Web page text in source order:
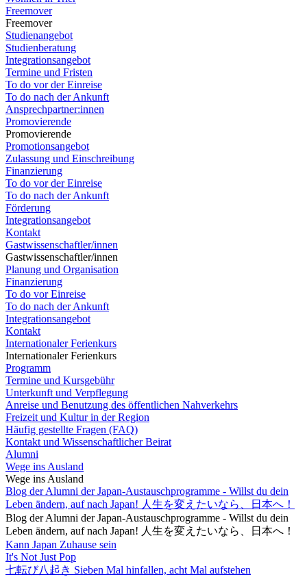
Freemover
Freemover
Studienangebot
Studienberatung
Integrationsangebot
Termine und Fristen
To do vor der Einreise
To do nach der Ankunft
Ansprechpartner:innen
Promovierende
Promovierende
Promotionsangebot
Zulassung und Einschreibung
Finanzierung
To do vor der Einreise
To do nach der Ankunft
Förderung
Integrationsangebot
Kontakt
Gastwissenschaftler/innen
Gastwissenschaftler/innen
Planung und Organisation
Finanzierung
To do vor Einreise
To do nach der Ankunft
Integrationsangebot
Kontakt
Internationaler Ferienkurs
Internationaler Ferienkurs
Programm
Termine und Kursgebühr
Unterkunft und Verpflegung
Anreise und Benutzung des öffentlichen Nahverkehrs
Freizeit und Kultur in der Region
Häufig gestellte Fragen (FAQ)
Kontakt und Wissenschaftlicher Beirat
Alumni
Wege ins Ausland
Wege ins Ausland
Blog der Alumni der Japan-Austauschprogramme - Willst du dein
Leben ändern, auf nach Japan! 人生を変えたいなら、日本へ！
Blog der Alumni der Japan-Austauschprogramme - Willst du dein
Leben ändern, auf nach Japan! 人生を変えたいなら、日本へ！
Kann Japan Zuhause sein
It's Not Just Pop
七転び八起き Sieben Mal hinfallen, acht Mal aufstehen